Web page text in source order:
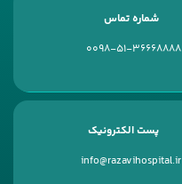
شماره تماس
0098-51-36668888
پست الکترونیک
info@razavihospital.ir